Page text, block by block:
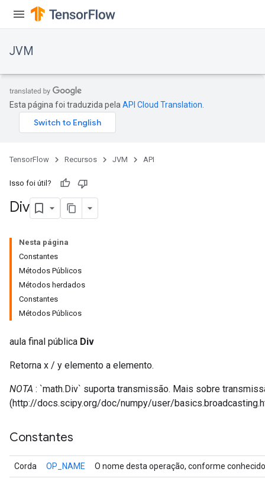
JVM
Esta página foi traduzida pela API Cloud Translation
TensorFlow Recursos JVM API
Isso foi útil?
Div
Nesta página
Constantes
Métodos Públicos
Métodos herdados
Constantes
Métodos Públicos
aula final pública Div
Retorna x / y elemento a elemento.
NOTA : `math.Div` suporta transmissão. Mais sobre
(http://docs.scipy.org/doc/numpy/user/
Constantes
Corda OP_NAME O nome desta operação, conforme